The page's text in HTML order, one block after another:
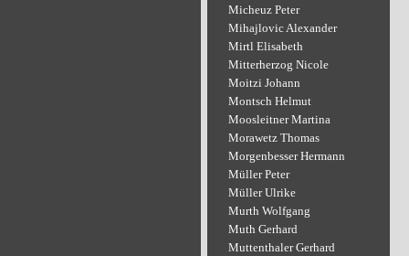
Micheuz Peter
Mihajlovic Alexander
Mirtl Elisabeth
Mitterherzog Nicole
Moitzi Johann
Montsch Helmut
Moosleitner Martina
Morawetz Thomas
Morgenbesser Hermann
Müller Peter
Müller Ulrike
Murth Wolfgang
Muth Gerhard
Muttenthaler Gerhard